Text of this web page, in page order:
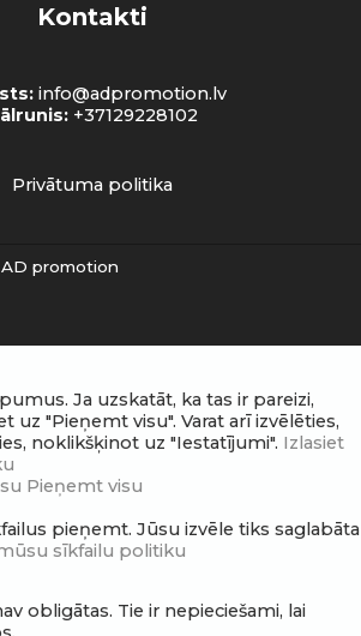
Kontakti
info@adpromotion.lv
+37129228102
Privātuma politika
promotion
Ja uzskatāt, ka tas ir pareizi,
uz "Pieņemt visu". Varat arī izvēlēties,
noklikšķinot uz "Iestatījumi". Izlasiet
Pieņemt visu
pieņemt. Jūsu izvēle tiks saglabāta
sīkfailu politiku
obligātas. Tie ir nepieciešami, lai